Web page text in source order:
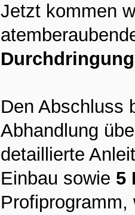
Jetzt kommen
Den Abschluss
Abhandlung
detaillierte
Einbau sowie 5
Profiprogramm,